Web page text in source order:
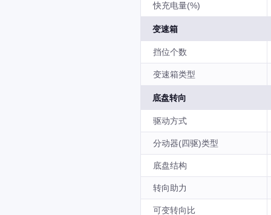
快充电量(%)
变速箱
挡位个数
变速箱类型
底盘转向
驱动方式
分动器(四驱)类型
底盘结构
转向助力
可变转向比